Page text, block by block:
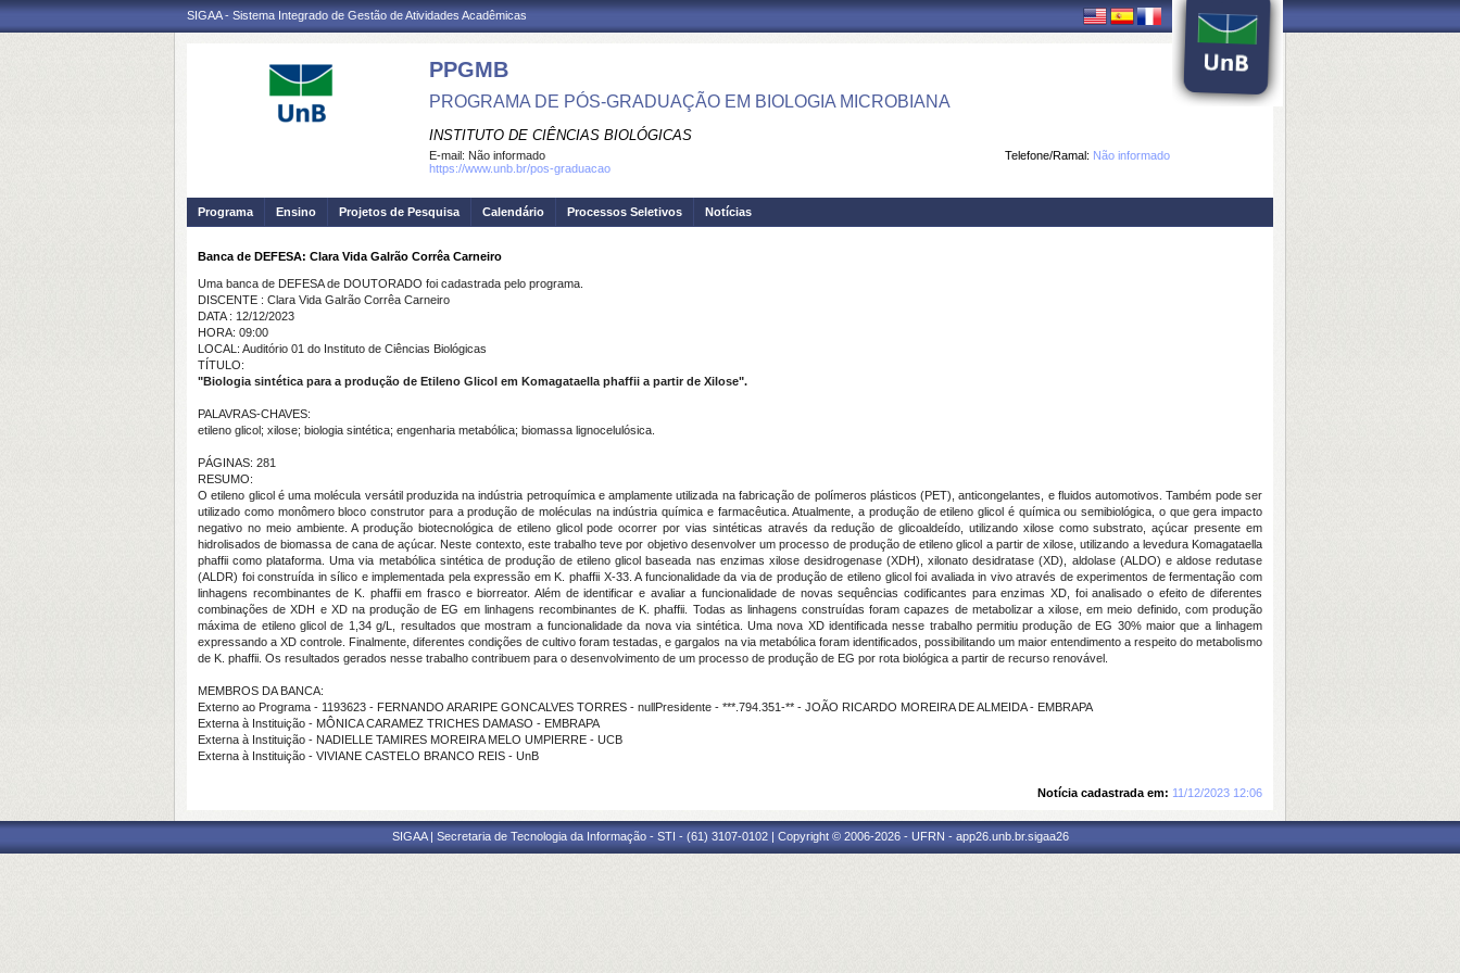
SIGAA - Sistema Integrado de Gestão de Atividades Acadêmicas
PPGMB
PROGRAMA DE PÓS-GRADUAÇÃO EM BIOLOGIA MICROBIANA
INSTITUTO DE CIÊNCIAS BIOLÓGICAS
Telefone/Ramal: Não informado
E-mail: Não informado
https://www.unb.br/pos-graduacao
Programa Ensino Projetos de Pesquisa Calendário Processos Seletivos Notícias
Banca de DEFESA: Clara Vida Galrão Corrêa Carneiro
Uma banca de DEFESA de DOUTORADO foi cadastrada pelo programa.
DISCENTE : Clara Vida Galrão Corrêa Carneiro
DATA : 12/12/2023
HORA: 09:00
LOCAL: Auditório 01 do Instituto de Ciências Biológicas
TÍTULO:
"Biologia sintética para a produção de Etileno Glicol em Komagataella phaffii a partir de Xilose".
PALAVRAS-CHAVES:
etileno glicol; xilose; biologia sintética; engenharia metabólica; biomassa lignocelulósica.
PÁGINAS: 281
RESUMO:
O etileno glicol é uma molécula versátil produzida na indústria petroquímica e amplamente utilizada na fabricação de polímeros plásticos (PET), anticongelantes, e fluidos automotivos. Também pode ser
utilizado como monômero bloco construtor para a produção de moléculas na indústria química e farmacêutica. Atualmente, a produção de etileno glicol é química ou semibiológica, o que gera impacto
negativo no meio ambiente. A produção biotecnológica de etileno glicol pode ocorrer por vias sintéticas através da redução de glicoaldeído, utilizando xilose como substrato, açúcar presente em
hidrolisados de biomassa de cana de açúcar. Neste contexto, este trabalho teve por objetivo desenvolver um processo de produção de etileno glicol a partir de xilose, utilizando a levedura Komagataella
phaffii como plataforma. Uma via metabólica sintética de produção de etileno glicol baseada nas enzimas xilose desidrogenase (XDH), xilonato desidratase (XD), aldolase (ALDO) e aldose redutase
(ALDR) foi construída in sílico e implementada pela expressão em K. phaffii X-33. A funcionalidade da via de produção de etileno glicol foi avaliada in vivo através de experimentos de fermentação com
linhagens recombinantes de K. phaffii em frasco e biorreator. Além de identificar e avaliar a funcionalidade de novas sequências codificantes para enzimas XD, foi analisado o efeito de diferentes
combinações de XDH e XD na produção de EG em linhagens recombinantes de K. phaffii. Todas as linhagens construídas foram capazes de metabolizar a xilose, em meio definido, com produção
máxima de etileno glicol de 1,34 g/L, resultados que mostram a funcionalidade da nova via sintética. Uma nova XD identificada nesse trabalho permitiu produção de EG 30% maior que a linhagem
expressando a XD controle. Finalmente, diferentes condições de cultivo foram testadas, e gargalos na via metabólica foram identificados, possibilitando um maior entendimento a respeito do metabolismo
de K. phaffii. Os resultados gerados nesse trabalho contribuem para o desenvolvimento de um processo de produção de EG por rota biológica a partir de recurso renovável.
MEMBROS DA BANCA:
Externo ao Programa - 1193623 - FERNANDO ARARIPE GONCALVES TORRES - nullPresidente - ***.794.351-** - JOÃO RICARDO MOREIRA DE ALMEIDA - EMBRAPA
Externa à Instituição - MÔNICA CARAMEZ TRICHES DAMASO - EMBRAPA
Externa à Instituição - NADIELLE TAMIRES MOREIRA MELO UMPIERRE - UCB
Externa à Instituição - VIVIANE CASTELO BRANCO REIS - UnB
Notícia cadastrada em: 11/12/2023 12:06
SIGAA | Secretaria de Tecnologia da Informação - STI - (61) 3107-0102 | Copyright © 2006-2026 - UFRN - app26.unb.br.sigaa26